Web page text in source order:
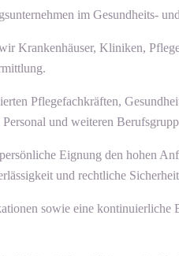
im Gesundheits-
Krankenhäuser, Kliniken,
Pflegefachkräften,
und weiteren
Eignung den hohen
und rechtliche
sowie eine